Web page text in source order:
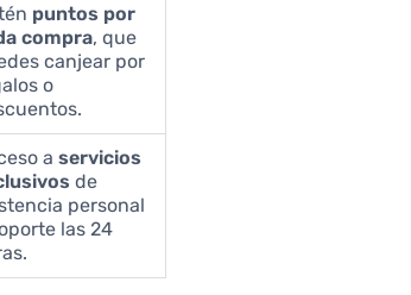
puntos por
compra, que
canjear por
o
aservicios
de
personal
las 24